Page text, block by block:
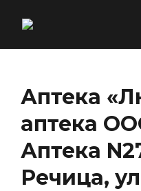
Аптека
аптека
Аптека
Речица,